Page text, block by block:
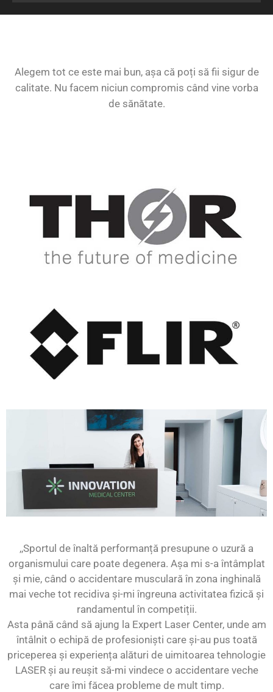
Alegem tot ce este mai bun, așa că poți să fii sigur de
calitate. Nu facem niciun compromis când vine vorba
de sănătate.
,,Sportul de înaltă performanță presupune o uzură a
organismului care poate degenera. Așa mi s-a întâmplat
și mie, când o accidentare musculară în zona inghinală
mai veche tot recidiva și-mi îngreuna activitatea fizică și
randamentul în competiții.
Asta până când să ajung la Expert Laser Center, unde am
întâlnit o echipă de profesioniști care și-au pus toată
priceperea și experiența alături de uimitoarea tehnologie
LASER și au reușit să-mi vindece o accidentare veche
care îmi făcea probleme de mult timp.